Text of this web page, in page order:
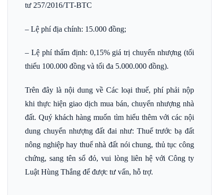
tư 257/2016/TT-BTC
– Lệ phí địa chính: 15.000 đồng;
– Lệ phí thẩm định: 0,15% giá trị chuyển nhượng (tối
thiểu 100.000 đồng và tối đa 5.000.000 đồng).
Trên đây là nội dung về Các loại thuế, phí phải nộp
khi thực hiện giao dịch mua bán, chuyển nhượng nhà
đất. Quý khách hàng muốn tìm hiểu thêm với các nội
dung chuyển nhượng đất đai như: Thuế trước bạ đất
nông nghiệp hay thuế nhà đất nói chung, thủ tục công
chứng, sang tên sổ đỏ, vui lòng liên hệ với Công ty
Luật Hùng Thắng để được tư vấn, hỗ trợ.